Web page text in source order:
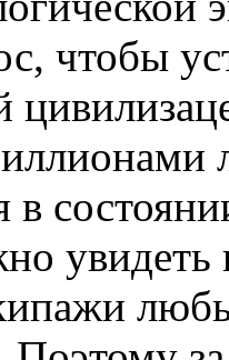
чтобы
в
увидеть